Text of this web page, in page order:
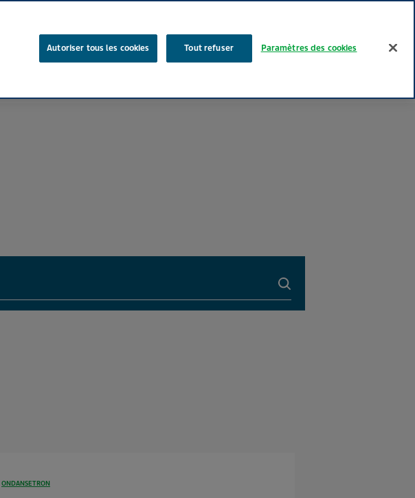
ONDANSETRON
Autoriser tous les cookies Tout refuser Paramètres des cookies